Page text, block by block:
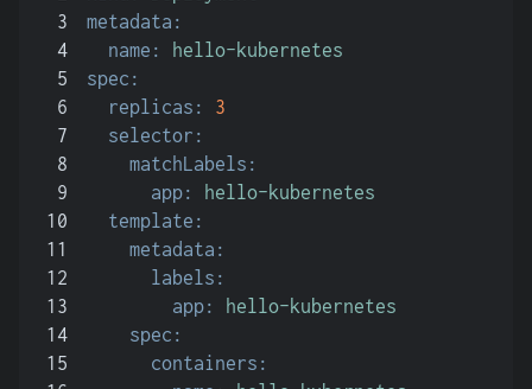
3
4
5
6
7
8
9
10
11
12
13
14
15
metadata:
name:
hello-kubernetes
spec:
replicas:
3
selector:
matchLabels:
app:
hello-kubernetes
template:
metadata:
labels:
app:
hello-kubernetes
spec:
containers: